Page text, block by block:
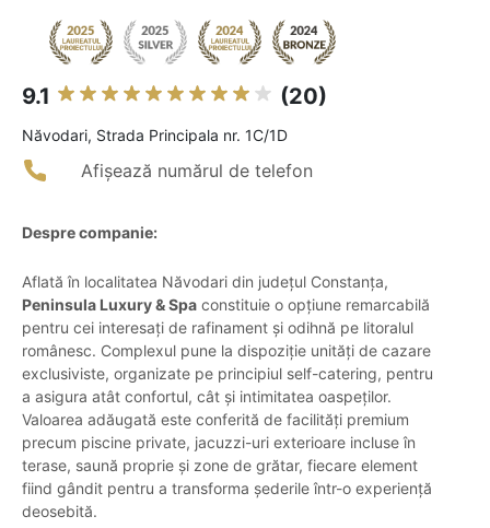
9.1 (20)
Năvodari, Strada Principala nr. 1C/1D
Afișează numărul de telefon
Despre companie:
Aflată în localitatea Năvodari din județul Constanța,
Peninsula Luxury & Spa constituie o opțiune remarcabilă
pentru cei interesați de rafinament și odihnă pe litoralul
românesc. Complexul pune la dispoziție unități de cazare
exclusiviste, organizate pe principiul self-catering, pentru
a asigura atât confortul, cât și intimitatea oaspeților.
Valoarea adăugată este conferită de facilități premium
precum piscine private, jacuzzi-uri exterioare incluse în
terase, saună proprie și zone de grătar, fiecare element
fiind gândit pentru a transforma șederile într-o experiență
deosebită.